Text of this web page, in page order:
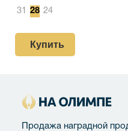
31 28 24
Купить
Продажа наградной